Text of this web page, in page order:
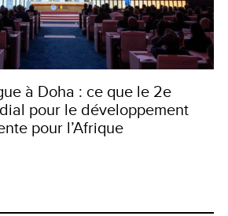
à Doha : ce que le 2e
pour le développement
pour l’Afrique